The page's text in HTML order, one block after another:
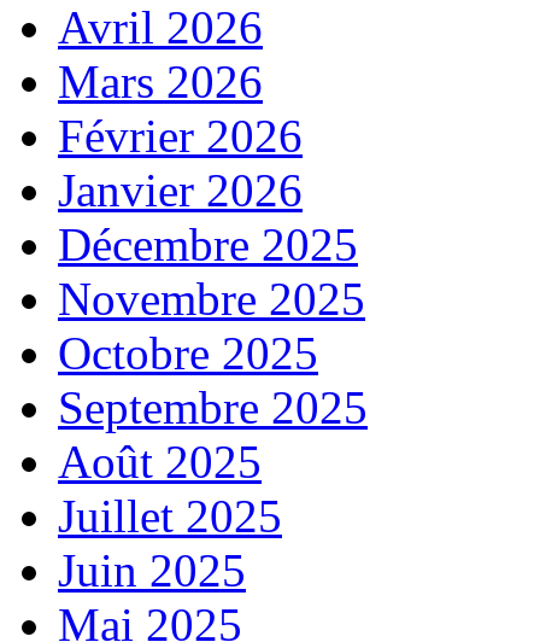
Avril 2026
Mars 2026
Février 2026
Janvier 2026
Décembre 2025
Novembre 2025
Octobre 2025
Septembre 2025
Août 2025
Juillet 2025
Juin 2025
Mai 2025